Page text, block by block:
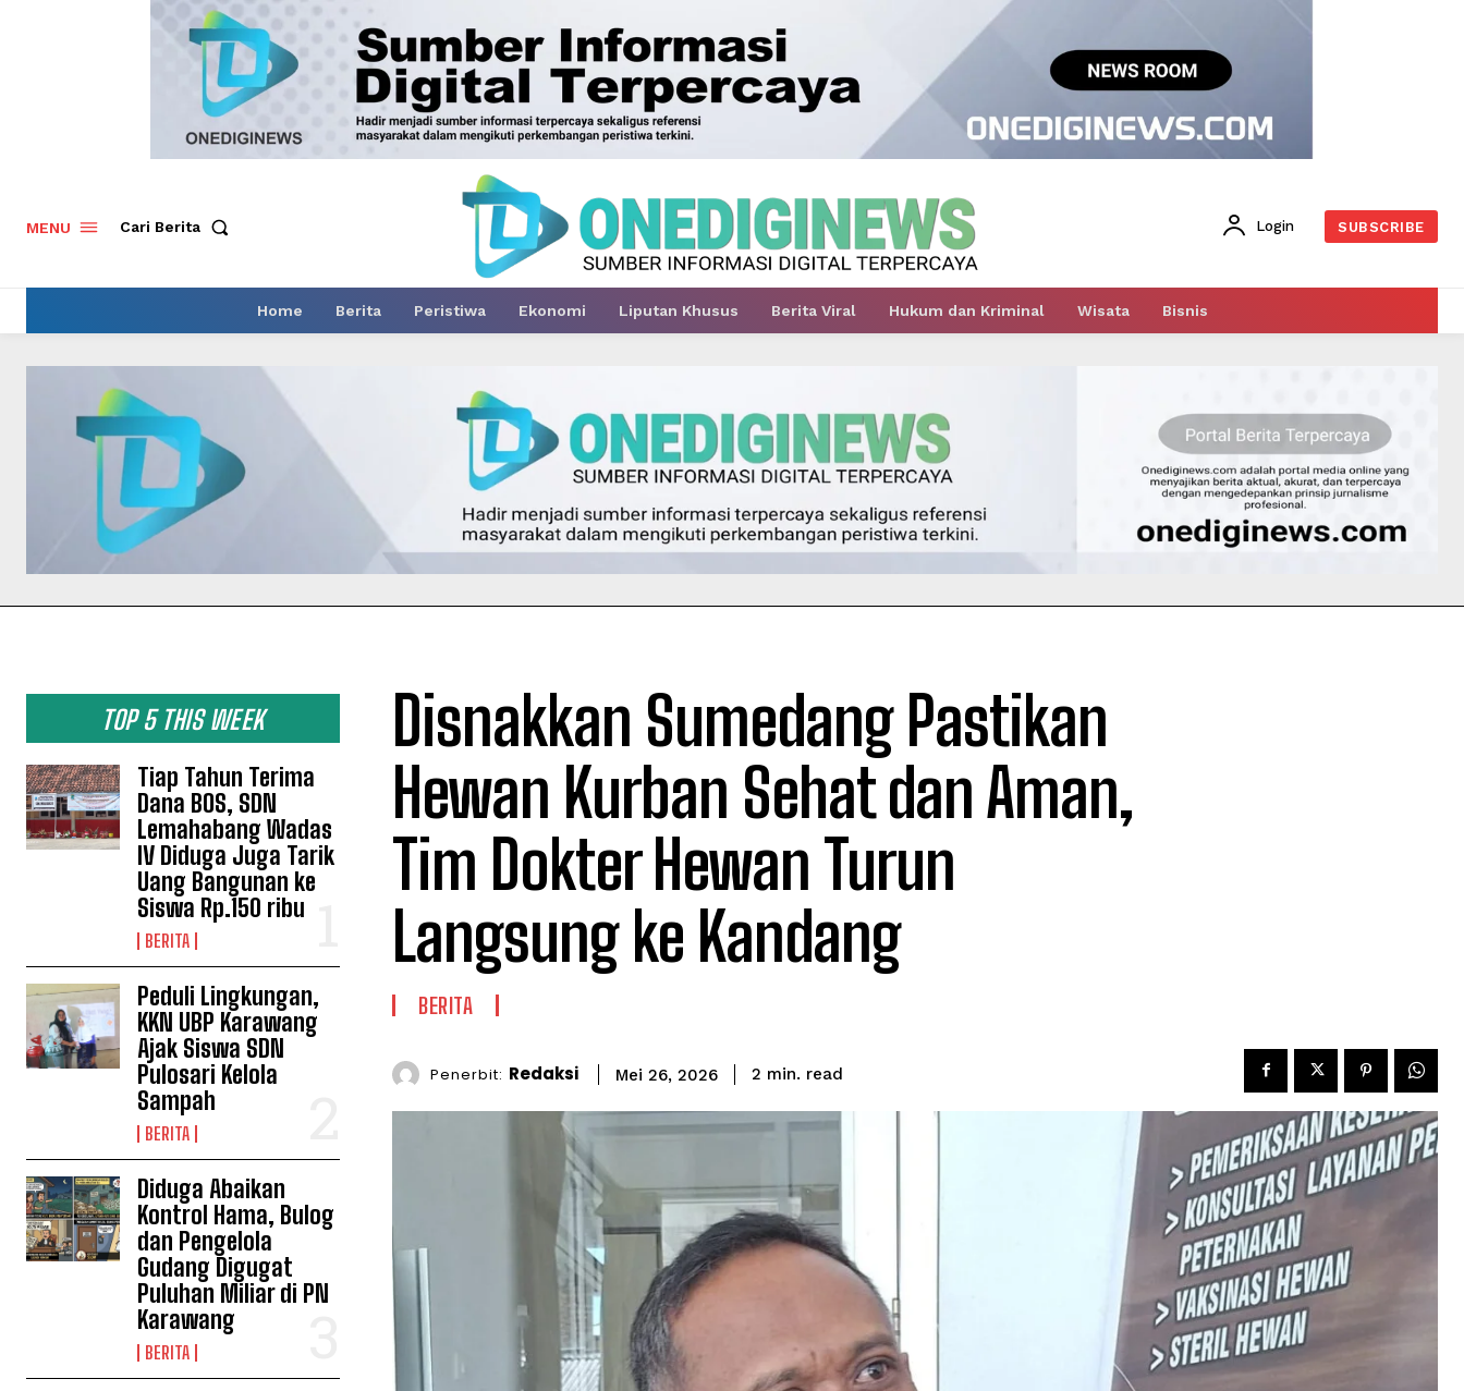
MENU Cari Berita Login SUBSCRIBE
Home Berita Peristiwa Ekonomi Liputan Khusus Berita Viral Hukum dan Kriminal Wisata Bisnis
TOP 5 THIS WEEK
Tiap Tahun Terima
Dana BOS, SDN
Lemahabang Wadas
IV Diduga Juga Tarik
Uang Bangunan ke
Siswa Rp.150 ribu
BERITA
Peduli Lingkungan,
KKN UBP Karawang
Ajak Siswa SDN
Pulosari Kelola
Sampah
BERITA
Diduga Abaikan
Kontrol Hama, Bulog
dan Pengelola
Gudang Digugat
Puluhan Miliar di PN
Karawang
BERITA
Disnakkan Sumedang Pastikan
Hewan Kurban Sehat dan Aman,
Tim Dokter Hewan Turun
Langsung ke Kandang
BERITA
Penerbit: Redaksi Mei 26, 2026 2 min. read